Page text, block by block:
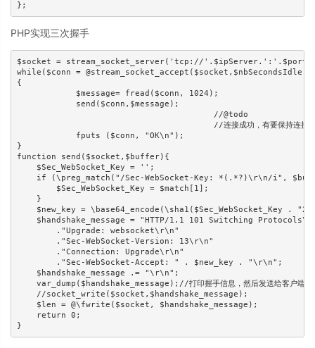
PHP实现三次握手
$socket = stream_socket_server('tcp://
while($conn = @stream_socket_accept($socket,$nbSecondsIdle))
{
            $message= fread($conn, 1024);
            send($conn,$message);
            fputs ($conn, "OK\n");
}
function send($socket,$buffer){
    $Sec_WebSocket_Key = '';
if (\preg_match("/Sec-WebSocket-Key: *(.*?)\r\n/i",
        $Sec_WebSocket_Key = $match[1];
    }
$new_key = \base64_encode(\sha1($Sec_WebSocket_Key .
$handshake_message = "HTTP/1.1 101 Switching
        ."Upgrade: websocket\r\n"
        ."Sec-WebSocket-Version: 13\r\n"
        ."Connection: Upgrade\r\n"
        ."Sec-WebSocket-Accept: " . $new_key . "\r\n";
    $handshake_message .= "\r\n";
var_dump($handshake_message);//打印握手信息，然后发送给客户端，
    //socket_write($socket,$handshake_message);
    $len = @\fwrite($socket, $handshake_message);
    return 0;